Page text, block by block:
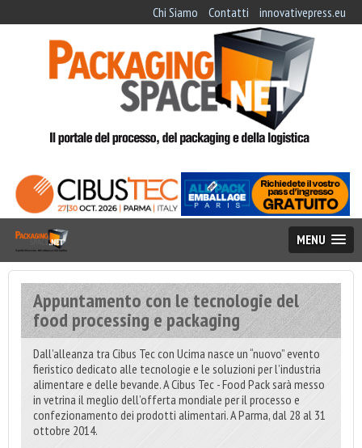
Chi Siamo Contatti innovativepress.eu
MENU
Appuntamento con le tecnologie del
food processing e packaging
Dall’alleanza tra Cibus Tec con Ucima nasce un “nuovo” evento
fieristico dedicato alle tecnologie e le soluzioni per l’industria
alimentare e delle bevande. A Cibus Tec - Food Pack sarà messo
in vetrina il meglio dell’offerta mondiale per il processo e
confezionamento dei prodotti alimentari. A Parma, dal 28 al 31
ottobre 2014.